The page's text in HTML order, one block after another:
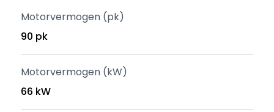
Motorvermogen (pk)
90 pk
Motorvermogen (kW)
66 kW